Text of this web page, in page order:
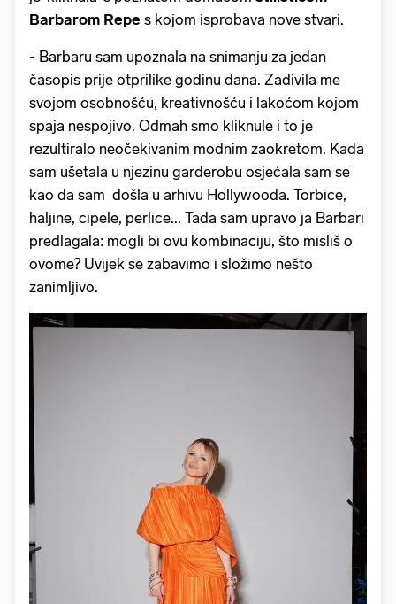
Barbarom Repe s kojom isprobava nove stvari.
- Barbaru sam upoznala na snimanju za jedan
časopis prije otprilike godinu dana. Zadivila me
svojom osobnošću, kreativnošću i lakoćom kojom
spaja nespojivo. Odmah smo kliknule i to je
rezultiralo neočekivanim modnim zaokretom. Kada
sam ušetala u njezinu garderobu osjećala sam se
kao da sam došla u arhivu Hollywooda. Torbice,
haljine, cipele, perlice... Tada sam upravo ja Barbari
predlagala: mogli bi ovu kombinaciju, što misliš o
ovome? Uvijek se zabavimo i složimo nešto
zanimljivo.